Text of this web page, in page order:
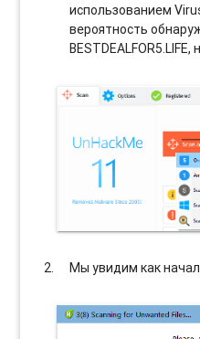
использованием
вероятность
Мы увидим как